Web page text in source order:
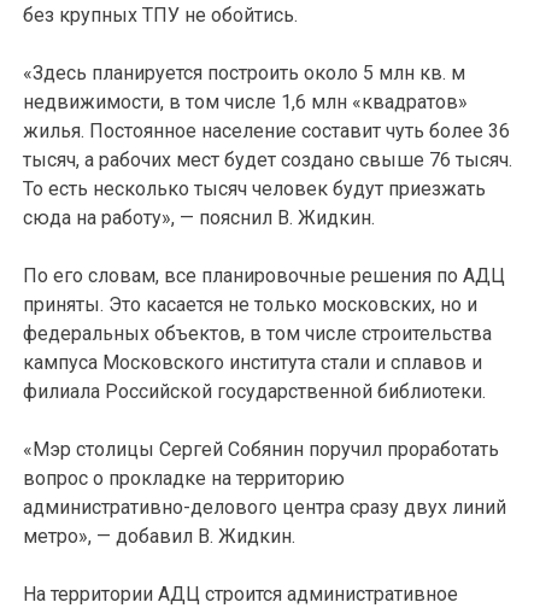
без крупных ТПУ не обойтись.
«Здесь планируется построить около 5 млн кв. м
недвижимости, в том числе 1,6 млн «квадратов»
жилья. Постоянное население составит чуть более 36
тысяч, а рабочих мест будет создано свыше 76 тысяч.
То есть несколько тысяч человек будут приезжать
сюда на работу», — пояснил В. Жидкин.
По его словам, все планировочные решения по АДЦ
приняты. Это касается не только московских, но и
федеральных объектов, в том числе строительства
кампуса Московского института стали и сплавов и
филиала Российской государственной библиотеки.
«Мэр столицы Сергей Собянин поручил проработать
вопрос о прокладке на территорию
административно-делового центра сразу двух линий
метро», — добавил В. Жидкин.
На территории АДЦ строится административное